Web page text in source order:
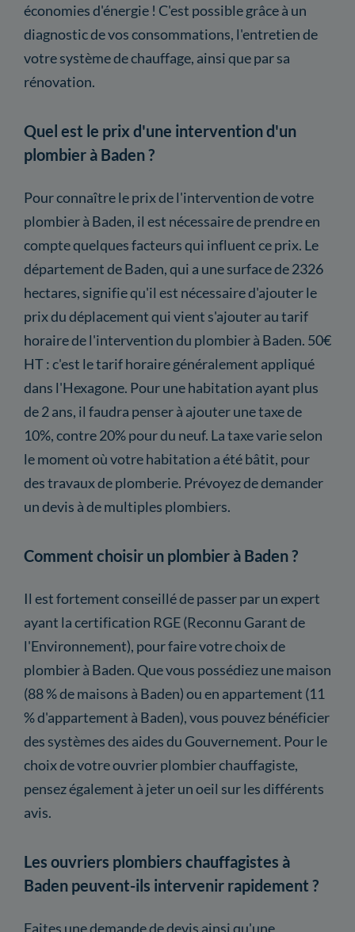
économies d'énergie ! C'est possible grâce à un
diagnostic de vos consommations, l'entretien de
votre système de chauffage, ainsi que par sa
rénovation.
Quel est le prix d'une intervention d'un
plombier à Baden ?
Pour connaître le prix de l'intervention de votre
plombier à Baden, il est nécessaire de prendre en
compte quelques facteurs qui influent ce prix. Le
département de Baden, qui a une surface de 2326
hectares, signifie qu'il est nécessaire d'ajouter le
prix du déplacement qui vient s'ajouter au tarif
horaire de l'intervention du plombier à Baden. 50€
HT : c'est le tarif horaire généralement appliqué
dans l'Hexagone. Pour une habitation ayant plus
de 2 ans, il faudra penser à ajouter une taxe de
10%, contre 20% pour du neuf. La taxe varie selon
le moment où votre habitation a été bâtit, pour
des travaux de plomberie. Prévoyez de demander
un devis à de multiples plombiers.
Comment choisir un plombier à Baden ?
Il est fortement conseillé de passer par un expert
ayant la certification RGE (Reconnu Garant de
l'Environnement), pour faire votre choix de
plombier à Baden. Que vous possédiez une maison
(88 % de maisons à Baden) ou en appartement (11
% d'appartement à Baden), vous pouvez bénéficier
des systèmes des aides du Gouvernement. Pour le
choix de votre ouvrier plombier chauffagiste,
pensez également à jeter un oeil sur les différents
avis.
Les ouvriers plombiers chauffagistes à
Baden peuvent-ils intervenir rapidement ?
Faites une demande de devis ainsi qu'une